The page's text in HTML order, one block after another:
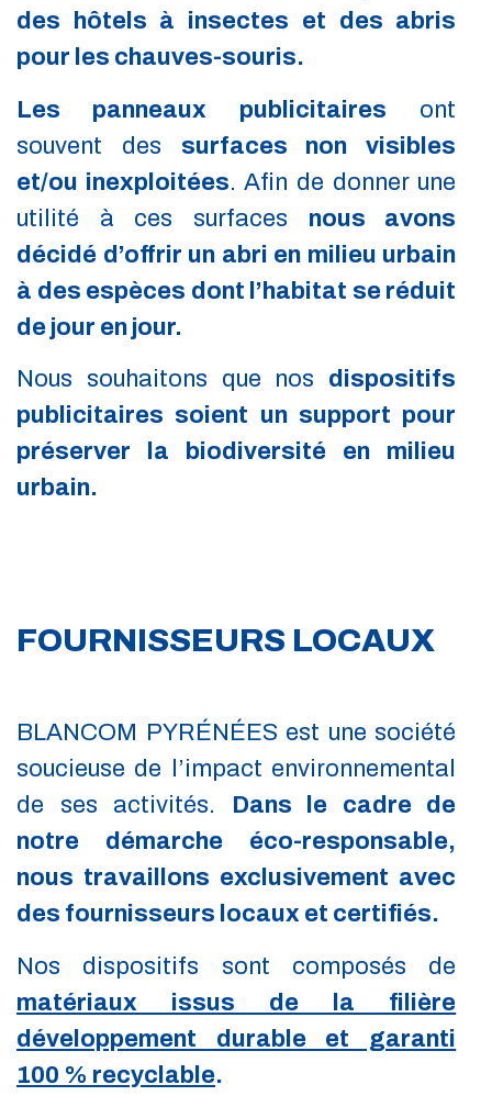
des hôtels à insectes et des abris
pour les chauves-souris.
Les panneaux publicitaires ont
souvent des surfaces non visibles
et/ou inexploitées. Afin de donner une
utilité à ces surfaces nous avons
décidé d’offrir un abri en milieu urbain
à des espèces dont l’habitat se réduit
de jour en jour.
Nous souhaitons que nos dispositifs
publicitaires soient un support pour
préserver la biodiversité en milieu
urbain.
FOURNISSEURS LOCAUX
BLANCOM PYRÉNÉES est une société
soucieuse de l’impact environnemental
de ses activités.
Dans le cadre de
notre démarche éco-responsable,
nous travaillons exclusivement avec
des fournisseurs locaux et certifiés.
Nos dispositifs sont composés de
matériaux issus de la filière
développement durable et garanti
100 % recyclable.